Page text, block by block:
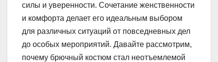
силы и уверенности. Сочетание женственности
и комфорта делает его идеальным выбором
для различных ситуаций от повседневных дел
до особых мероприятий. Давайте рассмотрим,
почему брючный костюм стал неотъемлемой